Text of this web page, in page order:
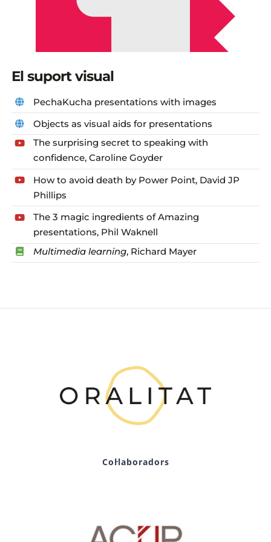
El suport visual
PechaKucha presentations with images
Objects as visual aids for presentations
The surprising secret to speaking with
confidence, Caroline Goyder
How to avoid death by Power Point, David JP
Phillips
The 3 magic ingredients of Amazing
presentations, Phil Waknell
Multimedia learning, Richard Mayer
Col·laboradors